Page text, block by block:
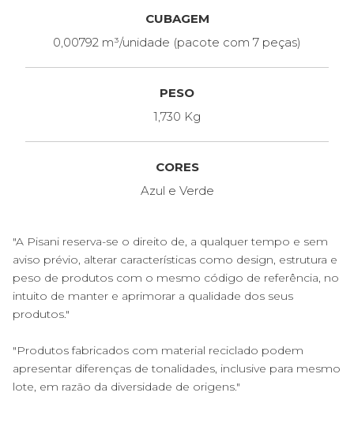
CUBAGEM
0,00792 m³/unidade (pacote com 7 peças)
PESO
1,730 Kg
CORES
Azul e Verde
"A Pisani reserva-se o direito de, a qualquer tempo e sem
aviso prévio, alterar características como design, estrutura e
peso de produtos com o mesmo código de referência, no
intuito de manter e aprimorar a qualidade dos seus
produtos."
"Produtos fabricados com material reciclado podem
apresentar diferenças de tonalidades, inclusive para mesmo
lote, em razão da diversidade de origens."